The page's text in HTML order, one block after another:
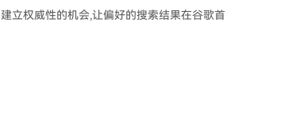
立权威性的机会,让偏好的搜索结果在谷歌首